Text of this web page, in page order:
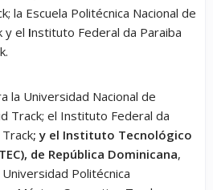
la Escuela Politécnica Nacional de
y el Instituto Federal da Paraiba
la Universidad Nacional de
Track; el Instituto Federal da
; y el Instituto Tecnológico
de República Dominicana,
Politécnica